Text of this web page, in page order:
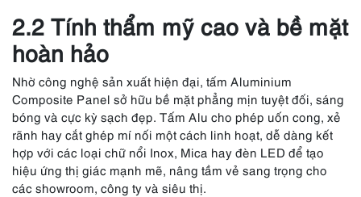
2.2 Tính thẩm mỹ cao và bề mặt
hoàn hảo
Nhờ công nghệ sản xuất hiện đại, tấm Aluminium
Composite Panel sở hữu bề mặt phẳng mịn tuyệt đối, sáng
bóng và cực kỳ sạch đẹp. Tấm Alu cho phép uốn cong, xẻ
rãnh hay cắt ghép mí nối một cách linh hoạt, dễ dàng kết
hợp với các loại chữ nổi Inox, Mica hay đèn LED để tạo
hiệu ứng thị giác mạnh mẽ, nâng tầm vẻ sang trọng cho
các showroom, công ty và siêu thị.